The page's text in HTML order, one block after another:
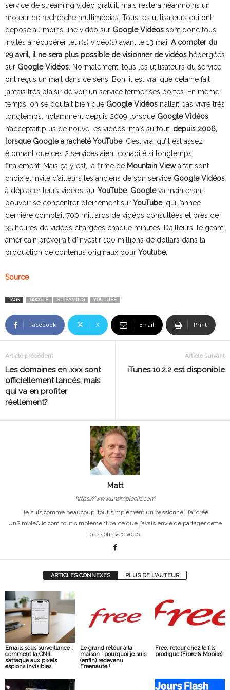
service de streaming vidéo gratuit, mais restera néanmoins un
moteur de recherche multimédias. Tous les utilisateurs qui ont
déposé au moins une vidéo sur Google Vidéos sont donc tous
invités à récupérer leur(s) vidéo(s) avant le 13 mai. A compter du
29 avril, il ne sera plus possible de visionner de vidéos hébergées
sur Google Vidéos . Normalement, tous les utilisateurs du service
ont reçus un mail dans ce sens. Bon, il est vrai que cela ne fait
jamais très plaisir de voir un service fermer ses portes. En même
temps, on se doutait bien que Google Vidéos n’allait pas vivre très
longtemps, notamment depuis 2009 lorsque Google Vidéos
n’acceptait plus de nouvelles vidéos, mais surtout, depuis 2006,
lorsque Google a racheté YouTube. C’est vrai qu’il est assez
étonnant que ces 2 services aient cohabité si longtemps
finalement. Mais ça y est, la firme de Mountain Viewa fait sont
choix et invite d’ailleurs les anciens de son service Google Vidéos
à déplacer leurs vidéos sur YouTube. Googleva maintenant
pouvoir se concentrer pleinement sur YouTube, qui l’année
dernière comptait 700 milliards de vidéos consultées et près de
35 heures de vidéos chargées chaque minutes! D’ailleurs, le géant
américain prévoirait d’investir 100 millions de dollars dans la
production de contenus originaux pour Youtube.
Source
TAGS GOOGLE STREAMING YOUTUBE
Facebook X Email Print
Article précédent
Les domaines en .xxx sont
officiellement lancés, mais
qui va en profiter
réellement?
Article suivant
iTunes 10.2.2 est disponible
Matt
https://www.unsimpleclic.com
Je suis comme beaucoup, tout simplement un passionné. J’ai créé
UnSimpleClic.com tout simplement parce que j’avais envie de partager cette
passion avec vous.
ARTICLES CONNEXES PLUS DE L'AUTEUR
Emails sous surveillance :
comment la CNIL
s’attaque aux pixels
espions invisibles
Le grand retour à la
maison : pourquoi je suis
(enfin) redevenu
Freenaute !
Free, retour chez le fils
prodigue (Fibre & Mobile)